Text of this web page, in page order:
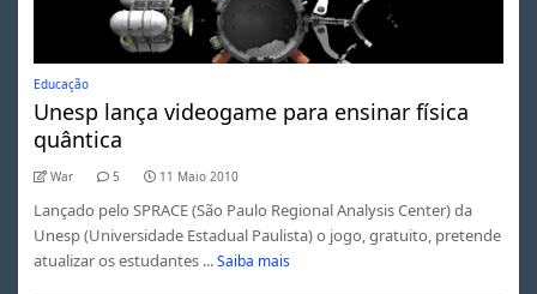
Educação
Unesp lança videogame para ensinar física
quântica
War 5 11 Maio 2010
Lançado pelo SPRACE (São Paulo Regional Analysis Center) da
Unesp (Universidade Estadual Paulista) o jogo, gratuito, pretende
atualizar os estudantes ... Saiba mais